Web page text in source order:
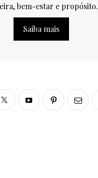
bem-estar e propósito.
Saiba mais